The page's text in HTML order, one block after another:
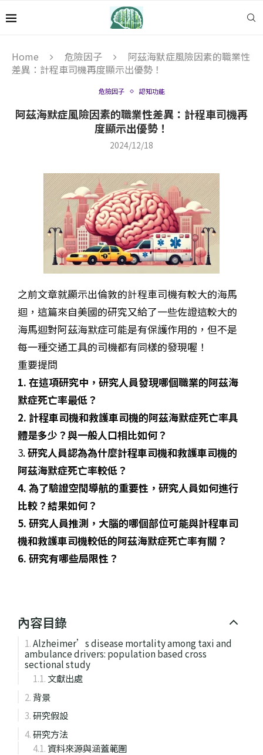
Home 危險因子
阿茲海默症風險因素的職業性
差異：計程車司機再度顯示出優勢！
危險因子 認知功能
阿茲海默症風險因素的職業性差異：計程車司機再
度顯示出優勢！
2024/12/18
之前文章就顯示出倫敦的計程車司機有較大的海馬
迴，這篇來自美國的研究又給了一些佐證這較大的
海馬迴對阿茲海默症可能是有保護作用的，但不是
每一種交通工具的司機都有同樣的發現喔！
重要提問
1. 在這項研究中，研究人員發現哪個職業的阿茲海
默症死亡率最低？
2. 計程車司機和救護車司機的阿茲海默症死亡率具
體是多少？與一般人口相比如何？
3.研究人員認為為什麼計程車司機和救護車司機的
阿茲海默症死亡率較低？
4. 為了驗證空間導航的重要性，研究人員如何進行
比較？結果如何？
5. 研究人員推測，大腦的哪個部位可能與計程車司
機和救護車司機較低的阿茲海默症死亡率有關？
6. 研究有哪些局限性？
內容目錄
Alzheimer’s disease mortality among taxi and
ambulance drivers: population based cross
sectional study
文獻出處
背景
研究假設
研究方法
資料來源與涵蓋範圍